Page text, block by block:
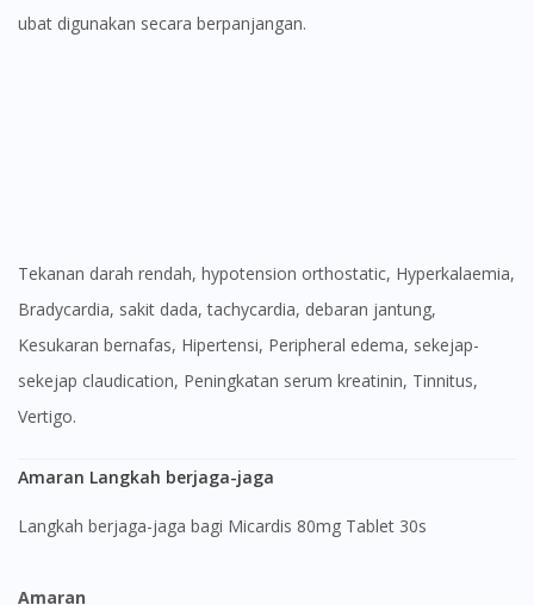
ubat digunakan secara berpanjangan.
Tekanan darah rendah, hypotension orthostatic, Hyperkalaemia,
Bradycardia, sakit dada, tachycardia, debaran jantung,
Kesukaran bernafas, Hipertensi, Peripheral edema, sekejap-
sekejap claudication, Peningkatan serum kreatinin, Tinnitus,
Vertigo.
Amaran Langkah berjaga-jaga
Langkah berjaga-jaga bagi Micardis 80mg Tablet 30s
Amaran